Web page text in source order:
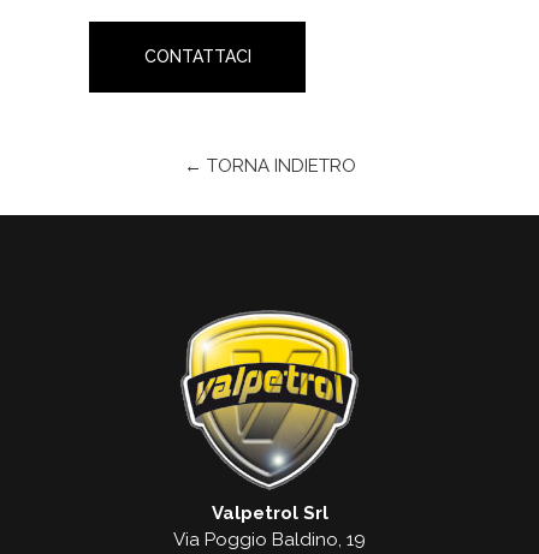
CONTATTACI
← TORNA INDIETRO
Valpetrol Srl
Via Poggio Baldino, 19